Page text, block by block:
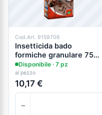
Cod.Art. 9159706
Insetticida bado
formiche granulare 750
grDisponibile · 7 pz
al pezzo
10,17 €
−